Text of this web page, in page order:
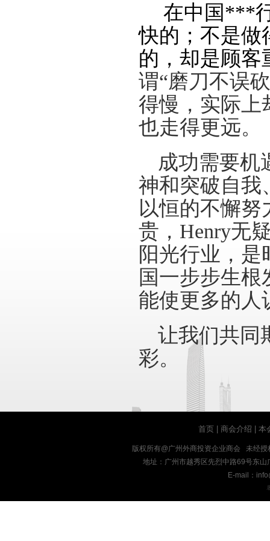
在中国***
快的；不是做
的，却是顾客
谓“磨刀不误
得慢，实际上
也走得更远。
成功需要机
神和突破自我
以恒的不懈
贵， Henry无
阳光行业，
国一步步生
能使更多的人
让我们共同
彩。
首页 |商会介绍 |本
版权所有@广州外商投资企业商会 未经
地址：广州市越秀区先烈中路69号东
E-mail：